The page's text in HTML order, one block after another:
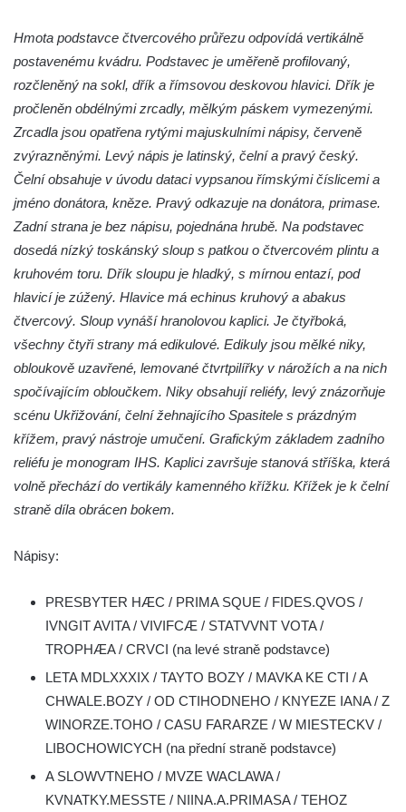
Boží muka u domu čp. 392 na rohu ulic Na
Hradčanech a Palackého v Roudnici nad
Labem
Kříž v centru Liběšic
Kříž na návsi v Chouči
Boží muka na rozcestí východně od Chouče
Kříž na návsi v Lužici
Kříž na návsi v Dobrčicích
Kříž u domu čp. 3 v Chrámcích
Kříž u polní cesty severozápadně od Kozel
Údajný kříž na návsi v Kozlech
Kříž východně od Oparna u cesty na Lovoš
Pamětní kříž na Lovoši
Kříž na rozcestí u domu čp. 49 ve Svojkově
Centrální kříž bývalého hřbitova v Horním
Kříž u kostela Zvěstování Panny Marie v
Duchcově
Údajný kříž před kostelem svatých Petra a
Pavla v Jeníkově
Hmota podstavce čtvercového průřezu odpovídá vertikálně
postavenému kvádru. Podstavec je uměřeně profilovaný,
rozčleněný na sokl, dřík a římsovou deskovou hlavici. Dřík je
pročleněn obdélnými zrcadly, mělkým páskem vymezenými.
Zrcadla jsou opatřena rytými majuskulními nápisy, červeně
zvýrazněnými. Levý nápis je latinský, čelní a pravý český.
Čelní obsahuje v úvodu dataci vypsanou římskými číslicemi a
jméno donátora, kněze. Pravý odkazuje na donátora, primase.
Zadní strana je bez nápisu, pojednána hrubě. Na podstavec
dosedá nízký toskánský sloup s patkou o čtvercovém plintu a
kruhovém toru. Dřík sloupu je hladký, s mírnou entazí, pod
hlavicí je zúžený. Hlavice má echinus kruhový a abakus
čtvercový. Sloup vynáší hranolovou kaplici. Je čtyřboká,
všechny čtyři strany má edikulové. Edikuly jsou mělké niky,
obloukově uzavřené, lemované čtvrtpilířky v nárožích a na nich
spočívajícím obloučkem. Niky obsahují reliéfy, levý znázorňuje
scénu Ukřižování, čelní žehnajícího Spasitele s prázdným
křížem, pravý nástroje umučení. Grafickým základem zadního
reliéfu je monogram IHS. Kaplici završuje stanová stříška, která
volně přechází do vertikály kamenného křížku. Křížek je k čelní
straně díla obrácen bokem.
Nápisy:
PRESBYTER HÆC / PRIMA SQUE / FIDES.QVOS /
IVNGIT AVITA / VIVIFCÆ / STATVVNT VOTA /
TROPHÆA / CRVCI (na levé straně podstavce)
LETA MDLXXXIX / TAYTO BOZY / MAVKA KE CTI / A
CHWALE.BOZY / OD CTIHODNEHO / KNYEZE IANA / Z
WINORZE.TOHO / CASU FARARZE / W MIESTECKV /
LIBOCHOWICYCH (na přední straně podstavce)
A SLOWVTNEHO / MVZE WACLAWA /
KVNATKY.MESSTE / NIINA.A.PRIMASA / TEHOZ